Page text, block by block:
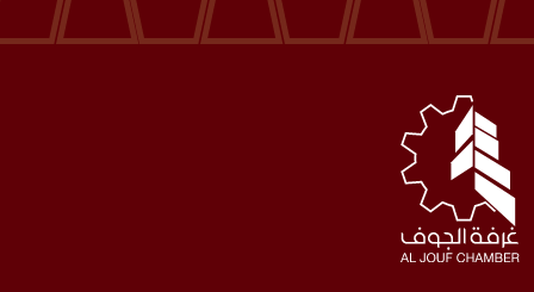
الخدمات
المركز الإعلامي
فعاليات الغرفة
فعاليات الجوف